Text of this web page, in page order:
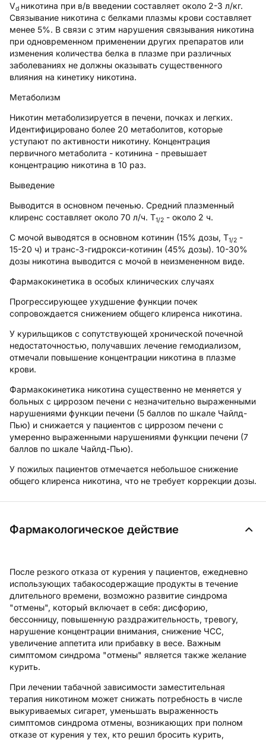
Vd никотина при в/в введении составляет около 2-3 л/кг.
Связывание никотина с белками плазмы крови составляет
менее 5%. В связи с этим нарушения связывания никотина
при одновременном применении других препаратов или
изменения количества белка в плазме при различных
заболеваниях не должны оказывать существенного
влияния на кинетику никотина.
Метаболизм
Никотин метаболизируется в печени, почках и легких.
Идентифицировано более 20 метаболитов, которые
уступают по активности никотину. Концентрация
первичного метаболита - котинина - превышает
концентрацию никотина в 10 раз.
Выведение
Выводится в основном печенью. Средний плазменный
клиренс составляет около 70 л/ч. T1/2 - около 2 ч.
С мочой выводятся в основном котинин (15% дозы, T1/2 -
15-20 ч) и транс-3-гидрокси-котинин (45% дозы). 10-30%
дозы никотина выводится с мочой в неизмененном виде.
Фармакокинетика в особых клинических случаях
Прогрессирующее ухудшение функции почек
сопровождается снижением общего клиренса никотина.
У курильщиков с сопутствующей хронической почечной
недостаточностью, получавших лечение гемодиализом,
отмечали повышение концентрации никотина в плазме
крови.
Фармакокинетика никотина существенно не меняется у
больных с циррозом печени с незначительно выраженными
нарушениями функции печени (5 баллов по шкале Чайлд-
Пью) и снижается у пациентов с циррозом печени с
умеренно выраженными нарушениями функции печени (7
баллов по шкале Чайлд-Пью).
У пожилых пациентов отмечается небольшое снижение
общего клиренса никотина, что не требует коррекции дозы.
Фармакологическое действие
После резкого отказа от курения у пациентов, ежедневно
использующих табакосодержащие продукты в течение
длительного времени, возможно развитие синдрома
"отмены", который включает в себя: дисфорию,
бессонницу, повышенную раздражительность, тревогу,
нарушение концентрации внимания, снижение ЧСС,
увеличение аппетита или прибавку в весе. Важным
симптомом синдрома "отмены" является также желание
курить.
При лечении табачной зависимости заместительная
терапия никотином может снижать потребность в числе
выкуриваемых сигарет, уменьшать выраженность
симптомов синдрома отмены, возникающих при полном
отказе от курения у тех, кто решил бросить курить,